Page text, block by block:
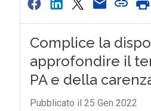
Complice la
approfondire il
PA e della
Pubblicato il 25 Gen 2022